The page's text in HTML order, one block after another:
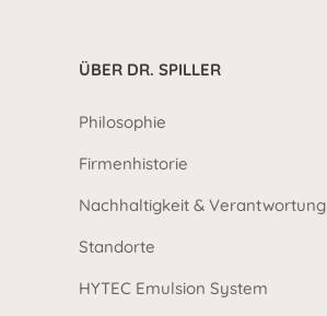
ÜBER DR. SPILLER
Philosophie
Firmenhistorie
Nachhaltigkeit & Verantwortung
Standorte
HYTEC Emulsion System